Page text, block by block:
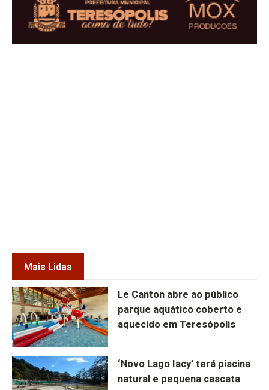
Mais Lidas
Le Canton abre ao público
parque aquático coberto e
aquecido em Teresópolis
‘Novo Lago Iacy’ terá piscina
natural e pequena cascata